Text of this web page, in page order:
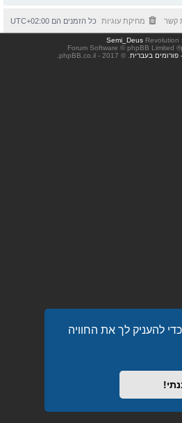
להעניק לך את החוויה
כל הזמנים הם UTC+02:00 מחיקת עוגיות קשר
Revolution
Semi_Deus
® Forum Software © phpBB Limited
. © 2017 - phpBB.co.il.